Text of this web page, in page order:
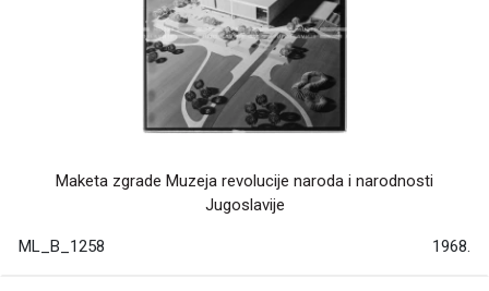
Maketa zgrade Muzeja revolucije naroda i narodnosti
Jugoslavije
ML_B_1258 1968.